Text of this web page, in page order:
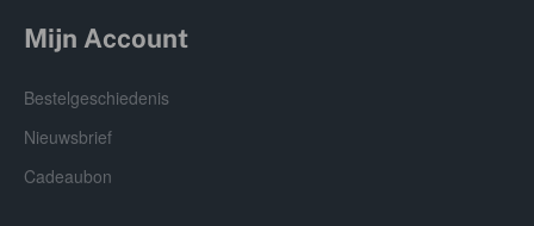
supplement, zinkgluconaat, Vitamine D3-supplement,
ijzerpyrofosfaat, mangaancitraat, niacinesupplement,
biotinesupplement, thiaminemononitraat,
riboflavinesupplement, pyridoxine hydrochloride, d-
minerale olie, zonnebloemlecithine, foliumzuur.
Mijn Account
Bestelgeschiedenis
Nieuwsbrief
Cadeaubon